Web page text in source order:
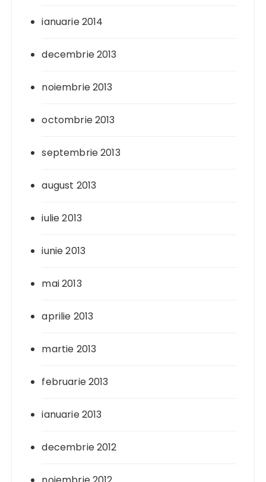
ianuarie 2014
decembrie 2013
noiembrie 2013
octombrie 2013
septembrie 2013
august 2013
iulie 2013
iunie 2013
mai 2013
aprilie 2013
martie 2013
februarie 2013
ianuarie 2013
decembrie 2012